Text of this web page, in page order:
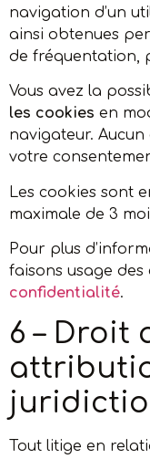
navigation d’un
ainsi obtenues
de fréquentation,
Vous avez la
les cookies en
navigateur.
votre
Les cookies sont
maximale de 3
Pour plus
faisons usage des
confidentialité.
6 – Droit
Tout litige en